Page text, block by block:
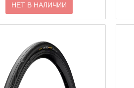
НЕТ В НАЛИЧИИ